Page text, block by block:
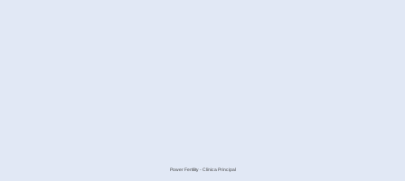
Power Fertility - Clínica Principal